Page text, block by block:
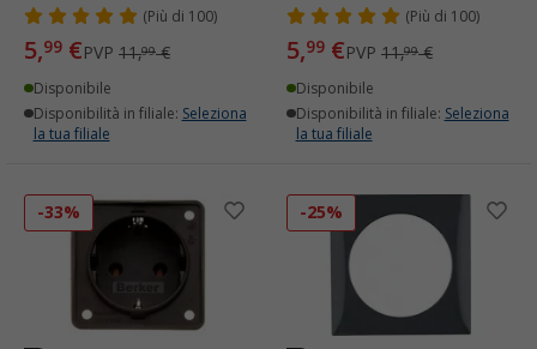
( Più di 100)
5,99 €PVP 11,99€
Disponibile
Disponibilità in filiale: Seleziona
la tua filiale
( Più di 100)
5,99 €PVP 11,99€
Disponibile
Disponibilità in filiale: Seleziona
la tua filiale
-33% -25%